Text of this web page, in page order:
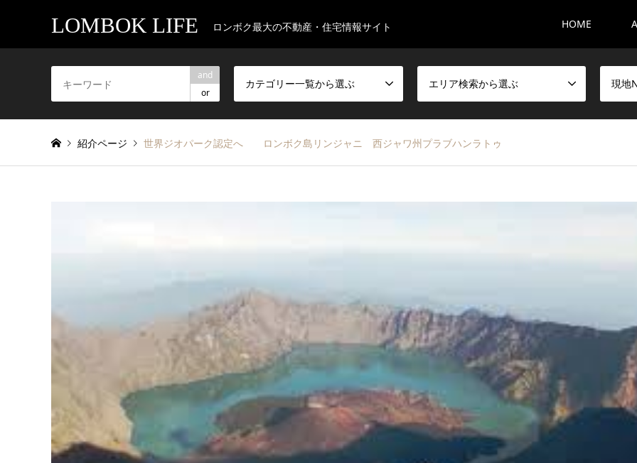
LOMBOK LIFE ロンボク最大の不動産・住宅情報サイト HOME
and
or
カテゴリー一覧から選ぶ エリア検索から選ぶ 現地
紹介ページ 世界ジオパーク認定へ ロンボク島リンジャニ 西ジャワ州プラブハンラトゥ